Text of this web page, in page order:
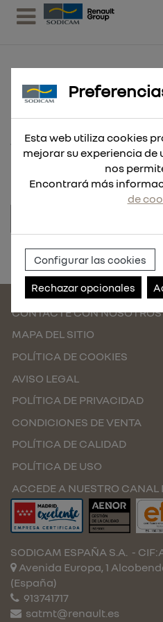
CODO 90º SILIC.
1 UND
Referencia:84934
CONTACTE CON NOSOTROS
MAPA DEL SITIO
POLÍTICA DE COOKIES
AVISO LEGAL
POLÍTICA DE PRIVACIDAD
CONDICIONES DE VENTA
POLÍTICA DE CALIDAD
POLÍTICA DE USO
ACCEDE A NUESTRO CANAL
SODICAM ESPAÑA S.A. -
Avenida Europa, 1
(España)
913741717
satmt@renault.es
Esta web utiliza cookies
mejorar su experiencia de
nos
Encontrará más
de
Configurar las cookies
Rechazar opcionales